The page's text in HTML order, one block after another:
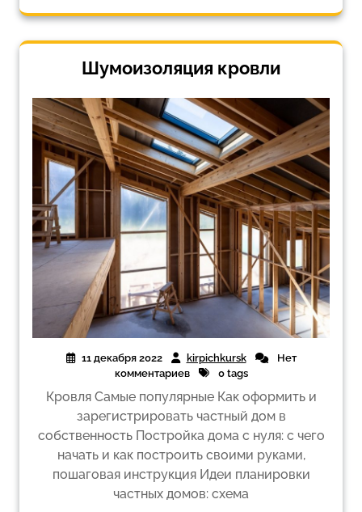
Шумоизоляция кровли
11 декабря 2022 kirpichkursk
Нет
комментариев
0 tags
Кровля Самые популярные Как оформить и
зарегистрировать частный дом в
собственность Постройка дома с нуля: с чего
начать и как построить своими руками,
пошаговая инструкция Идеи планировки
частных домов: схема